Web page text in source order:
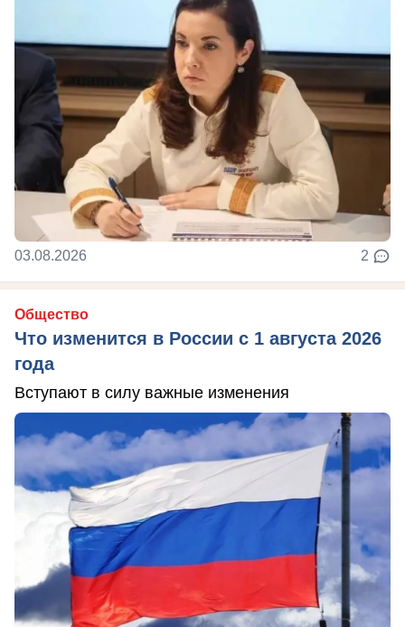
03.08.2026 2
Общество
Что изменится в России с 1 августа 2026
года
Вступают в силу важные изменения